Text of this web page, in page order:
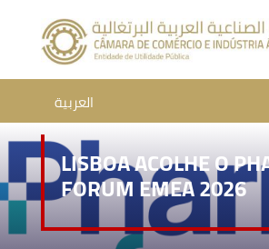
العربية
LISBOA ACOLHE O
FORUM EMEA 2026